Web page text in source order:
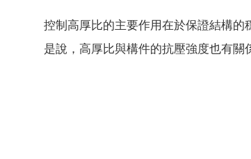
控制高厚比的主要作用在於保證結構
是說，高厚比與構件的抗壓強度也有關